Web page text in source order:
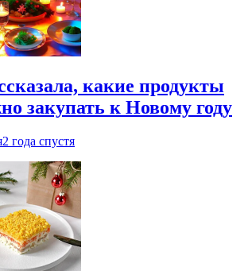
какие продукты
закупать к Новому году
2 года спустя